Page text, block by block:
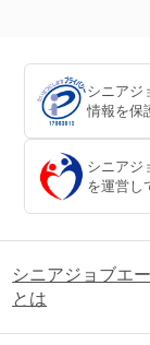
シニアジ
情報を保
シニアジ
を運営し
シニアジョブエ
とは